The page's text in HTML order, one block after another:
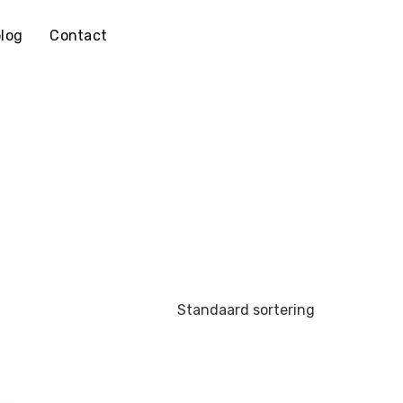
Contact